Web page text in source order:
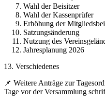
Wahl der Beisitzer
Wahl der Kassenprüfer
Erhöhung der
Satzungsänderung
Nutzung des
Jahresplanung 2026
13. Verschiedenes
📌 Weitere Anträge zur
Tage vor der Versammlung